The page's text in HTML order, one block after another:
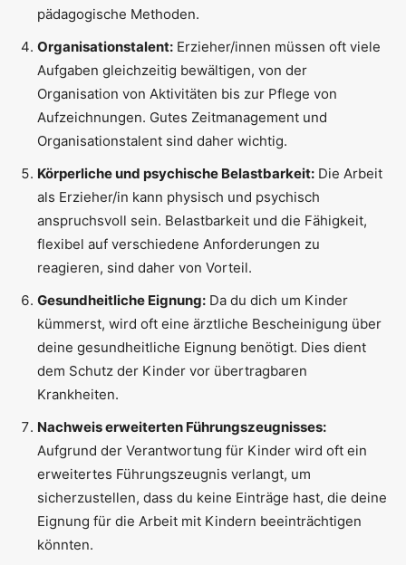
pädagogische Methoden.
Organisationstalent: Erzieher/innen müssen oft viele
Aufgaben gleichzeitig bewältigen, von der
Organisation von Aktivitäten bis zur Pflege von
Aufzeichnungen. Gutes Zeitmanagement und
Organisationstalent sind daher wichtig.
Körperliche und psychische Belastbarkeit: Die Arbeit
als Erzieher/in kann physisch und psychisch
anspruchsvoll sein. Belastbarkeit und die Fähigkeit,
flexibel auf verschiedene Anforderungen zu
reagieren, sind daher von Vorteil.
Gesundheitliche Eignung: Da du dich um Kinder
kümmerst, wird oft eine ärztliche Bescheinigung über
deine gesundheitliche Eignung benötigt. Dies dient
dem Schutz der Kinder vor übertragbaren
Krankheiten.
Nachweis erweiterten Führungszeugnisses:
Aufgrund der Verantwortung für Kinder wird oft ein
erweitertes Führungszeugnis verlangt, um
sicherzustellen, dass du keine Einträge hast, die deine
Eignung für die Arbeit mit Kindern beeinträchtigen
könnten.